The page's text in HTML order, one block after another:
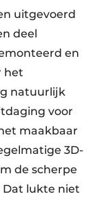
uitgevoerd
deel
en
het
natuurlijk
voor
maakbaar
3D-
de scherpe
Dat lukte niet